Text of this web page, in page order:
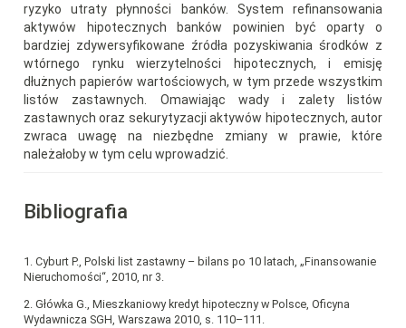
ryzyko utraty płynności banków. System refinansowania
aktywów hipotecznych banków powinien być oparty o
bardziej zdywersyfikowane źródła pozyskiwania środków z
wtórnego rynku wierzytelności hipotecznych, i emisję
dłużnych papierów wartościowych, w tym przede wszystkim
listów zastawnych. Omawiając wady i zalety listów
zastawnych oraz sekurytyzacji aktywów hipotecznych, autor
zwraca uwagę na niezbędne zmiany w prawie, które
należałoby w tym celu wprowadzić.
Bibliografia
1. Cyburt P., Polski list zastawny – bilans po 10 latach, „Finansowanie
Nieruchomości“, 2010, nr 3.
2. Główka G., Mieszkaniowy kredyt hipoteczny w Polsce, Oficyna
Wydawnicza SGH, Warszawa 2010, s. 110–111.